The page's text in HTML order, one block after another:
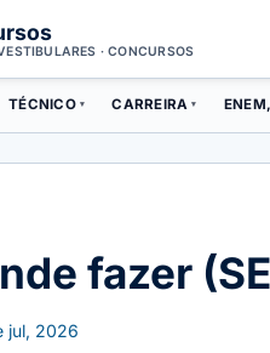
· CONCURSOS
TÉCNICO ▾ CARREIRA ▾
fazer
jul, 2026